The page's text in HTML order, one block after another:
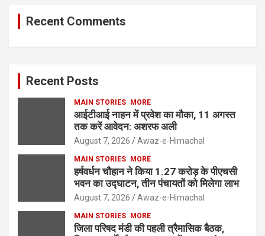
Recent Comments
Recent Posts
MAIN STORIES MORE
आईटीआई नाहन में प्रवेश का मौका, 11 अगस्त
तक करें आवेदन: अशरफ अली
August 7, 2026 Awaz-e-Himachal
MAIN STORIES MORE
हर्षवर्धन चौहान ने किया 1.27 करोड़ के पीएचसी
भवन का उद्घाटन, तीन पंचायतों को मिलेगा लाभ
August 7, 2026 Awaz-e-Himachal
MAIN STORIES MORE
जिला परिषद मंडी की पहली त्रैमासिक बैठक,